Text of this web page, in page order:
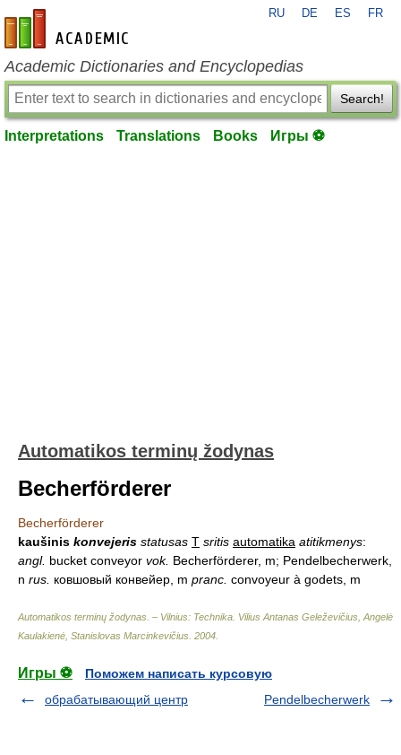
en-academic.com
RU DE ES FR
Academic Dictionaries and Encyclopedias
Search!
Interpretations Translations Books Игры ⚽
Automatikos terminų žodynas
Becherförderer
Becherförderer
kaušinis konvejeris statusas T sritis automatika atitikmenys:
angl. bucket conveyor vok. Becherförderer, m; Pendelbecherwerk,
n rus. ковшовый конвейер, m pranc. convoyeur à godets, m
Automatikos terminų žodynas. – Vilnius: Technika Vilius Antanas Geleževičius, Angelė
Kaulakienė, Stanislovas Marcinkevičius 2004
Игры ⚽
Поможем написать курсовую
обрабатывающий центр
Pendelbecherwerk